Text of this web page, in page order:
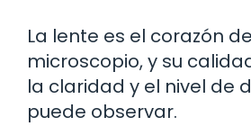
La lente es el corazón
microscopio, y su
la claridad y el nivel de
puede observar.